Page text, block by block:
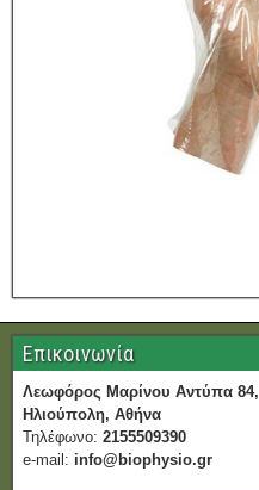
Επικοινωνία
Λεωφόρος Μαρίνου Αντύπα 84,
Ηλιούπολη, Αθήνα
Τηλέφωνο: 2155509390
e-mail: info@biophysio.gr